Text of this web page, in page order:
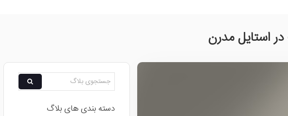
استایل مدرن
دسته بندی های بلاگ